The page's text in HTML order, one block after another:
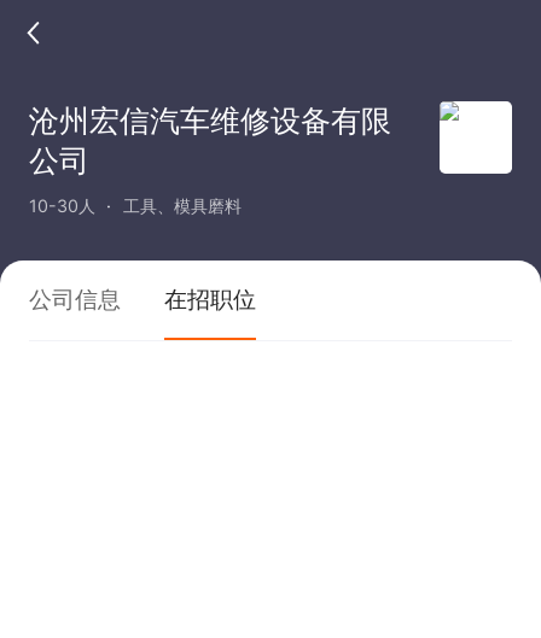
沧州宏信汽车维修设备有限
公司
10-30人 工具、模具磨料
公司信息 在招职位